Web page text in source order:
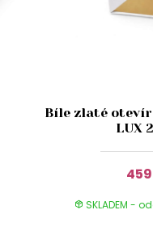
Bíle zlaté
LUX
SKLADEM -